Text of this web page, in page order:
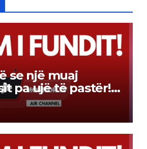
se një muaj
pa ujë të pastër!
e ujit është
por ende nuk
pirje